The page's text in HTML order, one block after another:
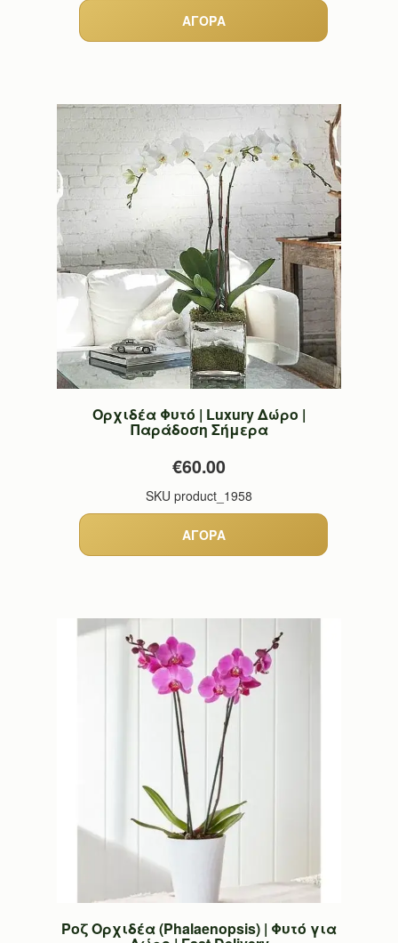
Ορχιδέα Φυτό | Luxury Δώρο |
Παράδοση Σήμερα
€60.00
SKU product_1958
Ροζ Ορχιδέα (Phalaenopsis) | Φυτό για